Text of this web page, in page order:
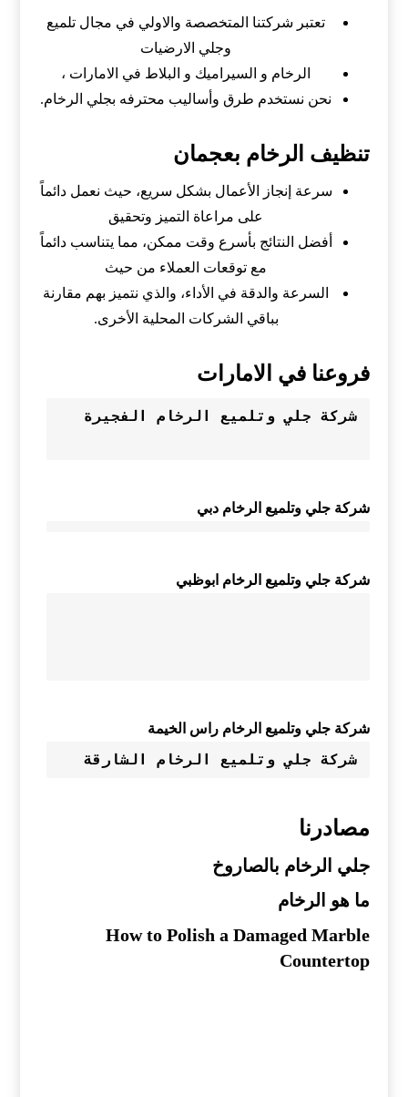
تعتبر شركتنا المتخصصة والاولي في مجال تلميع
وجلي الارضيات
الرخام و السيراميك و البلاط في الامارات ،
نحن نستخدم طرق وأساليب محترفه بجلي الرخام.
تنظيف الرخام بعجمان
سرعة إنجاز الأعمال بشكل سريع، حيث نعمل دائماً
على مراعاة التميز وتحقيق
أفضل النتائج بأسرع وقت ممكن، مما يتناسب دائماً
مع توقعات العملاء من حيث
السرعة والدقة في الأداء، والذي نتميز بهم مقارنة
بباقي الشركات المحلية الأخرى.
فروعنا في الامارات
شركة جلي وتلميع الرخام الفجيرة
شركة جلي وتلميع الرخام دبي
شركة جلي وتلميع الرخام ابوظبي
شركة جلي وتلميع الرخام راس الخيمة
شركة جلي وتلميع الرخام الشارقة
مصادرنا
جلي الرخام بالصاروخ
ما هو الرخام
How to Polish a Damaged Marble
Countertop